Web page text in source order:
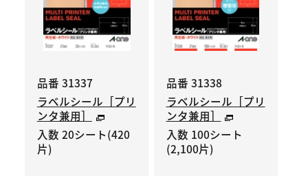
品番 31337
ラベルシール［プリ
ンタ兼用］
入数 20シート(420
片)
品番 31338
ラベルシール［プリ
ンタ兼用］
入数 100シート
(2,100片)